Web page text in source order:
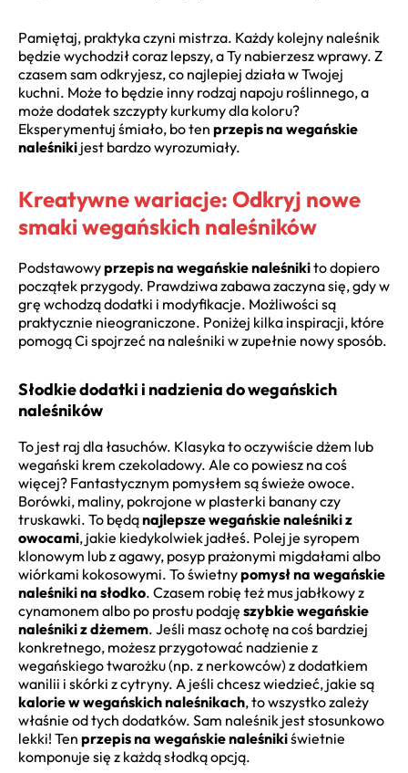
Pamiętaj, praktyka czyni mistrza. Każdy kolejny naleśnik
będzie wychodził coraz lepszy, a Ty nabierzesz wprawy. Z
czasem sam odkryjesz, co najlepiej działa w Twojej
kuchni. Może to będzie inny rodzaj napoju roślinnego, a
może dodatek szczypty kurkumy dla koloru?
Eksperymentuj śmiało, bo ten przepis na wegańskie
naleśniki jest bardzo wyrozumiały.
Kreatywne wariacje: Odkryj nowe
smaki wegańskich naleśników
Podstawowyprzepis na wegańskie naleśnikito dopiero
początek przygody. Prawdziwa zabawa zaczyna się, gdy w
grę wchodzą dodatki i modyfikacje. Możliwości są
praktycznie nieograniczone. Poniżej kilka inspiracji, które
pomogą Ci spojrzeć na naleśniki w zupełnie nowy sposób.
Słodkie dodatki i nadzienia do wegańskich
naleśników
To jest raj dla łasuchów. Klasyka to oczywiście dżem lub
wegański krem czekoladowy. Ale co powiesz na coś
więcej? Fantastycznym pomysłem są świeże owoce.
Borówki, maliny, pokrojone w plasterki banany czy
truskawki. To będąnajlepsze wegańskie naleśniki z
owocami, jakie kiedykolwiek jadłeś. Polej je syropem
klonowym lub z agawy, posyp prażonymi migdałami albo
wiórkami kokosowymi. To świetnypomysł na wegańskie
naleśniki na słodko. Czasem robię też mus jabłkowy z
cynamonem albo po prostu podaję szybkie wegańskie
naleśniki z dżemem. Jeśli masz ochotę na coś bardziej
konkretnego, możesz przygotować nadzienie z
wegańskiego twarożku (np. z nerkowców) z dodatkiem
wanilii i skórki z cytryny. A jeśli chcesz wiedzieć, jakie są
kalorie w wegańskich naleśnikach, to wszystko zależy
właśnie od tych dodatków. Sam naleśnik jest stosunkowo
lekki! Ten przepis na wegańskie naleśnikiświetnie
komponuje się z każdą słodką opcją.